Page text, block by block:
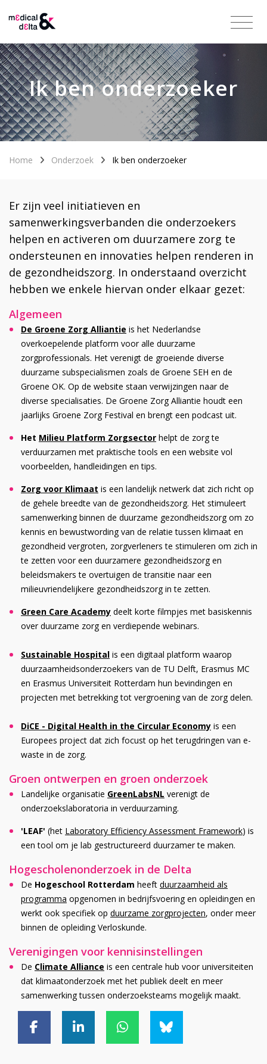
Ik ben onderzoeker
Home Onderzoek Ik ben onderzoeker
Er zijn veel initiatieven en
samenwerkingsverbanden die onderzoekers
helpen en activeren om duurzamere zorg te
ondersteunen en innovaties helpen renderen in
de gezondheidszorg. In onderstaand overzicht
hebben we enkele hiervan onder elkaar gezet:
Algemeen
De Groene Zorg Alliantie is het Nederlandse
overkoepelende platform voor alle duurzame
zorgprofessionals. Het verenigt de groeiende diverse
duurzame subspecialismen zoals de Groene SEH en de
Groene OK. Op de website staan verwijzingen naar de
diverse specialisaties. De Groene Zorg Alliantie houdt een
jaarlijks Groene Zorg Festival en brengt een podcast uit.
Het Milieu Platform Zorgsector helpt de zorg te
verduurzamen met praktische tools en een website vol
voorbeelden, handleidingen en tips.
Zorg voor Klimaat is een landelijk netwerk dat zich richt op
de gehele breedte van de gezondheidszorg. Het stimuleert
samenwerking binnen de duurzame gezondheidszorg om zo
kennis en bewustwording van de relatie tussen klimaat en
gezondheid vergroten, zorgverleners te stimuleren om zich in
te zetten voor een duurzamere gezondheidszorg en
beleidsmakers te overtuigen de transitie naar een
milieuvriendelijkere gezondheidszorg in te zetten.
Green Care Academy deelt korte filmpjes met basiskennis
over duurzame zorg en verdiepende webinars.
Sustainable Hospital is een digitaal platform waarop
duurzaamheidsonderzoekers van de TU Delft, Erasmus MC
en Erasmus Universiteit Rotterdam hun bevindingen en
projecten met betrekking tot vergroening van de zorg delen.
DiCE - Digital Health in the Circular Economy is een
Europees project dat zich focust op het terugdringen van e-
waste in de zorg.
Groen ontwerpen en groen onderzoek
Landelijke organisatie GreenLabsNL verenigt de
onderzoekslaboratoria in verduurzaming.
'LEAF' (het Laboratory Efficiency Assessment Framework) is
een tool om je lab gestructureerd duurzamer te maken.
Hogescholenonderzoek in de Delta
De Hogeschool Rotterdam heeft duurzaamheid als
programma opgenomen in bedrijfsvoering en opleidingen en
werkt ook specifiek op duurzame zorgprojecten, onder meer
binnen de opleiding Verloskunde.
Verenigingen voor kennisinstellingen
De Climate Alliance is een centrale hub voor universiteiten
dat klimaatonderzoek met het publiek deelt en meer
samenwerking tussen onderzoeksteams mogelijk maakt.